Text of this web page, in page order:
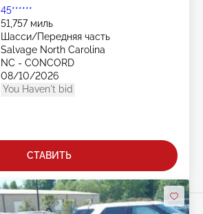
45******
51,757 миль
Шасси/Передняя часть
Salvage North Carolina
NC - CONCORD
08/10/2026
You Haven't bid
СТАВИТЬ